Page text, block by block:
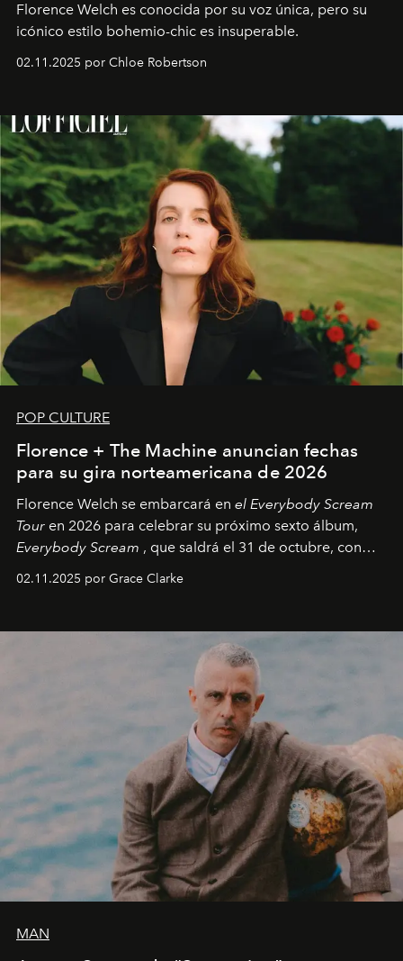
Florence Welch es conocida por su voz única, pero su
icónico estilo bohemio-chic es insuperable.
02.11.2025 por Chloe Robertson
POP CULTURE
Florence + The Machine anuncian fechas
para su gira norteamericana de 2026
Florence Welch se embarcará en el Everybody Scream
Tour en 2026 para celebrar su próximo sexto álbum,
Everybody Scream , que saldrá el 31 de octubre, con
fechas en Norteamérica a partir de abril del próximo
02.11.2025 por Grace Clarke
MAN